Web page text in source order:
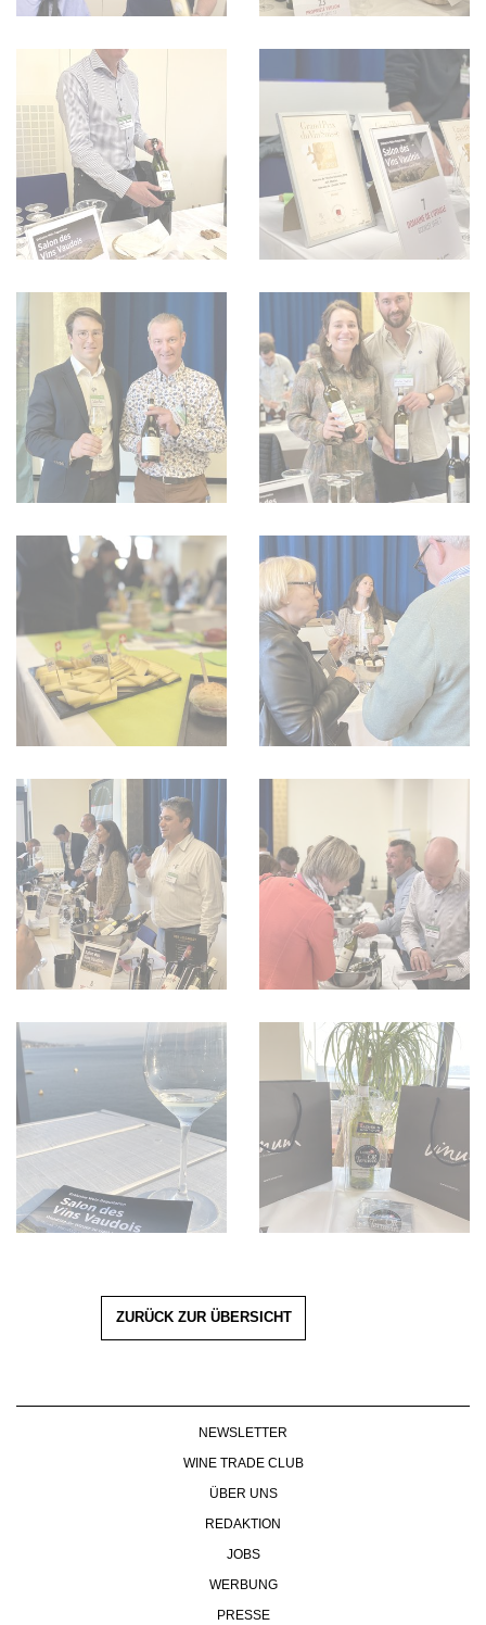
ZURÜCK ZUR ÜBERSICHT
NEWSLETTER
WINE TRADE CLUB
ÜBER UNS
REDAKTION
JOBS
WERBUNG
PRESSE